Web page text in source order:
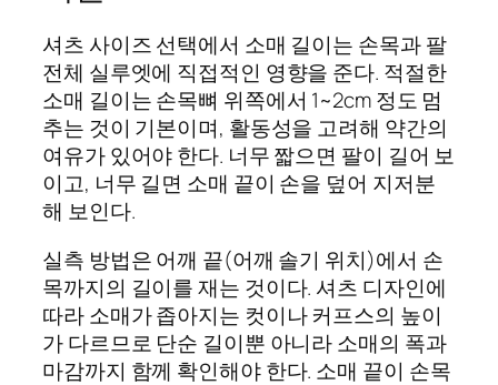
셔츠 사이즈 선택에서 소매 길이는 손목과 팔
전체 실루엣에 직접적인 영향을 준다. 적절한
소매 길이는 손목뼈 위쪽에서 1~2cm 정도 멈
추는 것이 기본이며, 활동성을 고려해 약간의
여유가 있어야 한다. 너무 짧으면 팔이 길어 보
이고, 너무 길면 소매 끝이 손을 덮어 지저분
해 보인다.
실측 방법은 어깨 끝(어깨 솔기 위치)에서 손
목까지의 길이를 재는 것이다. 셔츠 디자인에
따라 소매가 좁아지는 컷이나 커프스의 높이
가 다르므로 단순 길이뿐 아니라 소매의 폭과
마감까지 함께 확인해야 한다. 소매 끝이 손목